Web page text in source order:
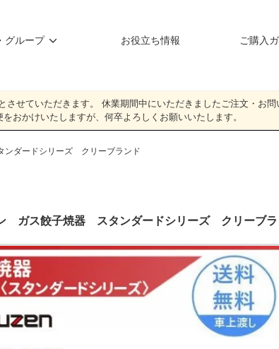
グループ お役立ち情報 ご購入
せていただきます。 休業期間中にいただきましたご注文・お
をおかけいたしますが、何卒よろしくお願いいたします。
ダードシリーズ クリーブランド
ガス餃子焼器 スタンダードシリーズ クリーブラ